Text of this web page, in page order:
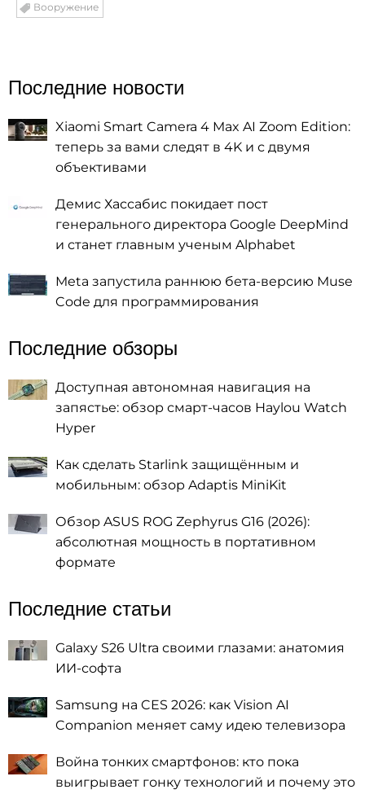
Вооружение
Последние новости
Xiaomi Smart Camera 4 Max AI Zoom Edition:
теперь за вами следят в 4K и с двумя
объективами
Демис Хассабис покидает пост
генерального директора Google DeepMind
и станет главным ученым Alphabet
Meta запустила раннюю бета-версию Muse
Code для программирования
Последние обзоры
Доступная автономная навигация на
запястье: обзор смарт-часов Haylou Watch
Hyper
Как сделать Starlink защищённым и
мобильным: обзор Adaptis MiniKit
Обзор ASUS ROG Zephyrus G16 (2026):
абсолютная мощность в портативном
формате
Последние статьи
Galaxy S26 Ultra своими глазами: анатомия
ИИ-софта
Samsung на CES 2026: как Vision AI
Companion меняет саму идею телевизора
Война тонких смартфонов: кто пока
выигрывает гонку технологий и почему это